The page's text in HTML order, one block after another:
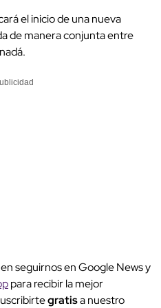
el inicio de una nueva
de manera conjunta entre
seguirnos en Google News y
para recibir la mejor
gratisa nuestro